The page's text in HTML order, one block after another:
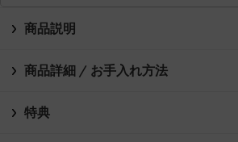
商品説明
商品詳細 / お手入れ方法
特典